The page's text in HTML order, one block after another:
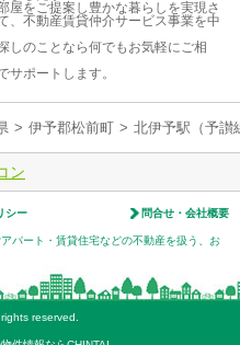
屋をご提案し豊かな暮らしを実現さ
、不動産賃貸仲介サービス事業を中
しのことなら何でもお気軽にご相
ポートします。
> 伊予郡松前町 > 北伊予駅（予讃
ン
シー 問合せ・会社概要
パート・賃貸住宅などの不動産を扱う、お
reserved.